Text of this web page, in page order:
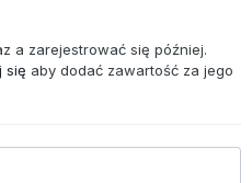
a zarejestrować się później.
się aby dodać zawartość za jego